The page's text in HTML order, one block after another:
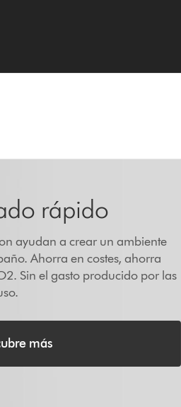
rápido
ayudan a crear un ambiente
Ahorra en costes, ahorra
Sin el gasto producido por las
más